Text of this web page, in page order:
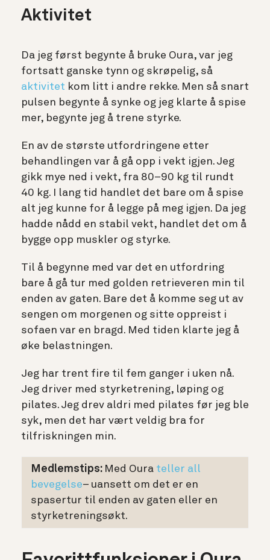
Aktivitet
Da jeg først begynte å bruke Oura, var jeg
fortsatt ganske tynn og skrøpelig, så
aktivitet kom litt i andre rekke. Men så snart
pulsen begynte å synke og jeg klarte å spise
mer, begynte jeg å trene styrke.
En av de største utfordringene etter
behandlingen var å gå opp i vekt igjen. Jeg
gikk mye ned i vekt, fra 80–90 kg til rundt
40 kg. I lang tid handlet det bare om å spise
alt jeg kunne for å legge på meg igjen. Da jeg
hadde nådd en stabil vekt, handlet det om å
bygge opp muskler og styrke.
Til å begynne med var det en utfordring
bare å gå tur med golden retrieveren min til
enden av gaten. Bare det å komme seg ut av
sengen om morgenen og sitte oppreist i
sofaen var en bragd. Med tiden klarte jeg å
øke belastningen.
Jeg har trent fire til fem ganger i uken nå.
Jeg driver med styrketrening, løping og
pilates. Jeg drev aldri med pilates før jeg ble
syk, men det har vært veldig bra for
tilfriskningen min.
Medlemstips: Med Oura teller all
bevegelse– uansett om det er en
spasertur til enden av gaten eller en
styrketreningsøkt.